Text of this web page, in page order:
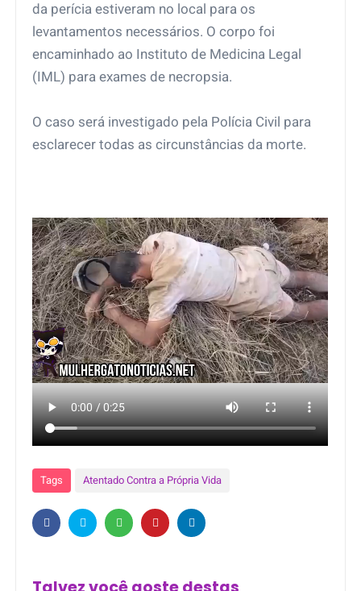
da perícia estiveram no local para os
levantamentos necessários. O corpo foi
encaminhado ao Instituto de Medicina Legal
(IML) para exames de necropsia.
O caso será investigado pela Polícia Civil para
esclarecer todas as circunstâncias da morte.
Tags Atentado Contra a Própria Vida